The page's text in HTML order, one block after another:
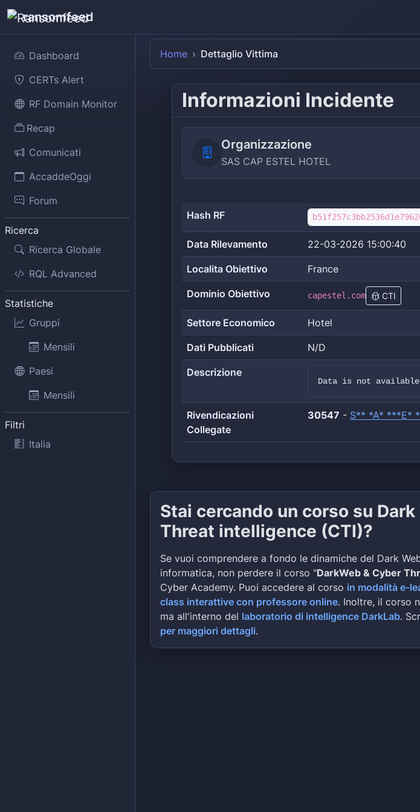
ransomfeed
Dashboard
CERTs Alert
RF Domain Monitor
Recap
Comunicati
AccaddeOggi
Forum
Ricerca
Ricerca Globale
RQL Advanced
Statistiche
Gruppi
Mensili
Paesi
Mensili
Filtri
Italia
Home Dettaglio Vittima
Informazioni Incidente
Organizzazione
SAS CAP ESTEL HOTEL
Hash RF
Data Rilevamento 22-03-2026 15:00:40
Localita Obiettivo France
Dominio Obiettivo capestel.com CTI
Settore Economico Hotel
Dati Pubblicati N/D
Descrizione
Data is not available
Rivendicazioni
Collegate
30547 - S** *A* ***E*
Stai cercando un corso su
Threat intelligence (CTI)?
Se vuoi comprendere a fondo le dinamiche del Dark
informatica, non perdere il corso "DarkWeb & Cyber
Cyber Academy. Puoi accedere al corso in modalità e-
class interattive con professore online. Inoltre, il corso
ma all'interno del laboratorio di intelligence DarkLab.
per maggiori dettagli.